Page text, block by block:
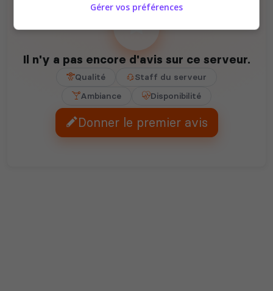
Il n'y a pas encore d'avis sur ce serveur.
Qualité
Staff du serveur
Ambiance
Disponibilité
Donner le premier avis
Gérer vos préférences